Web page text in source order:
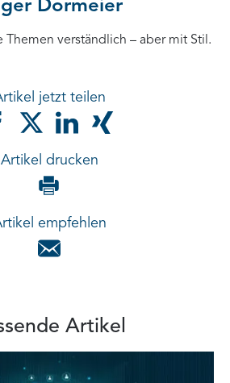
Dormeier
verständlich – aber mit Stil.
jetzt teilen
Artikel drucken
empfehlen
Artikel